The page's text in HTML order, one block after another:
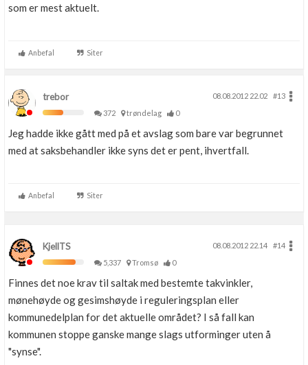
som er mest aktuelt.
Anbefal Siter
trebor 08.08.2012 22.02
#13
372
trøndelag 0
Jeg hadde ikke gått med på et avslag som bare var begrunnet
med at saksbehandler ikke syns det er pent, ihvertfall.
Anbefal Siter
KjellTS 08.08.2012 22.14
#14
5,337
Tromsø 0
Finnes det noe krav til saltak med bestemte takvinkler,
mønehøyde og gesimshøyde i reguleringsplan eller
kommunedelplan for det aktuelle området? I så fall kan
kommunen stoppe ganske mange slags utforminger uten å
"synse".